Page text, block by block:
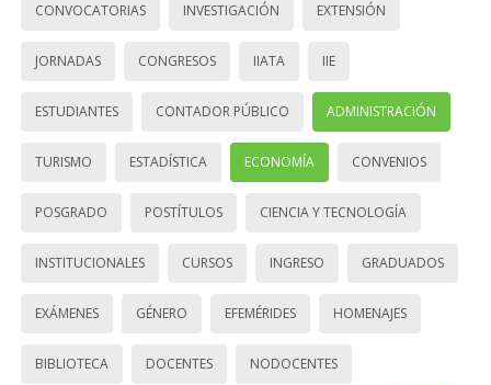
CONVOCATORIAS INVESTIGACIÓN EXTENSIÓN
JORNADAS CONGRESOS IIATA IIE
ESTUDIANTES CONTADOR PÚBLICO ADMINISTRACIÓN
TURISMO ESTADÍSTICA ECONOMÍA CONVENIOS
POSGRADO POSTÍTULOS CIENCIA Y TECNOLOGÍA
INSTITUCIONALES CURSOS INGRESO GRADUADOS
EXÁMENES GÉNERO EFEMÉRIDES HOMENAJES
BIBLIOTECA DOCENTES NODOCENTES